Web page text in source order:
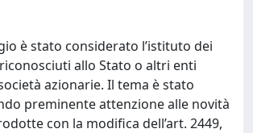
è stato considerato l’istituto dei
allo Stato o altri enti
azionarie. Il tema è stato
preminente attenzione alle novità
con la modifica dell’art. 2449,